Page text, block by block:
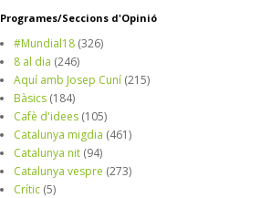
Programes/Seccions d'Opinió
#Mundial18 (326)
8 al dia (246)
Aquí amb Josep Cuní (215)
Bàsics (184)
Cafè d'idees (105)
Catalunya migdia (461)
Catalunya nit (94)
Catalunya vespre (273)
Crític (5)